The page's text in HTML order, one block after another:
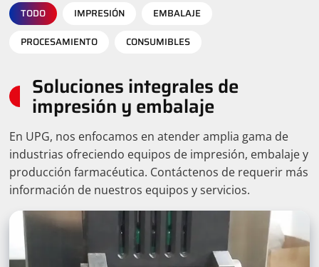
TODO IMPRESIÓN
EMBALAJE
PROCESAMIENTO
CONSUMIBLES
Soluciones integrales de
impresión y embalaje
En UPG, nos enfocamos en atender amplia gama de
industrias ofreciendo equipos de impresión, embalaje y
producción farmacéutica. Contáctenos de requerir más
información de nuestros equipos y servicios.